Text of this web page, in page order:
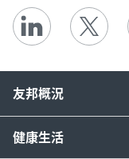
友邦概況
健康生活